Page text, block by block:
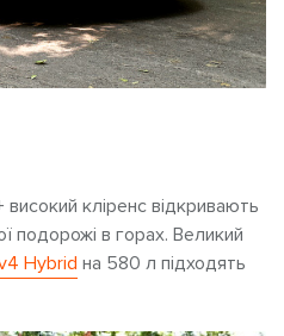
високий кліренс відкривають
подорожі в горах. Великий
Hybrid на 580 л підходять